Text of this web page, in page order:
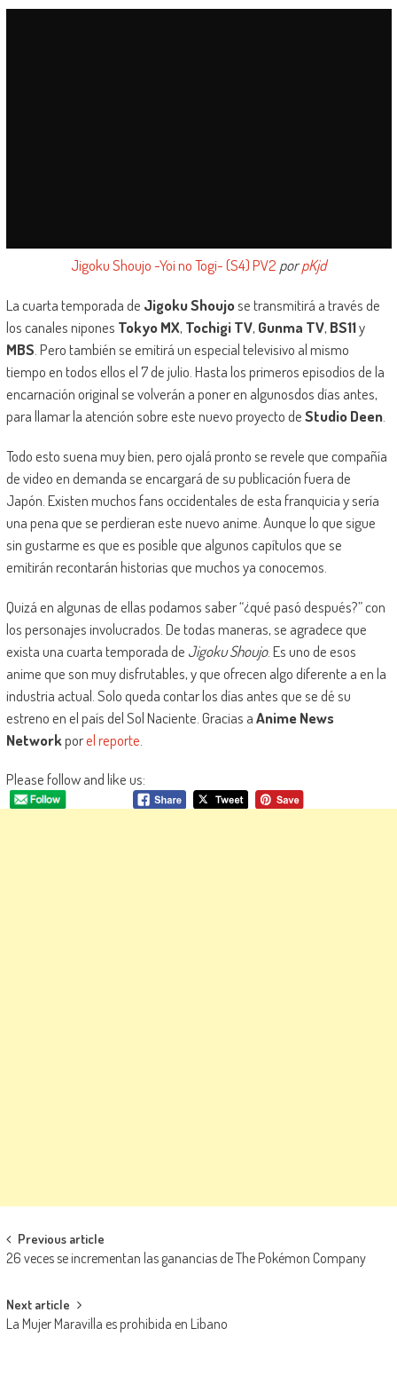
Jigoku Shoujo -Yoi no Togi- (S4) PV2 porpKjd
La cuarta temporada de Jigoku Shoujose transmitirá a través de
los canales nipones Tokyo MX, Tochigi TV, Gunma TV, BS11y
MBS . Pero también se emitirá un especial televisivo al mismo
tiempo en todos ellos el 7 de julio. Hasta los primeros episodios de la
encarnación original se volverán a poner en algunosdos días antes,
para llamar la atención sobre este nuevo proyecto deStudio Deen.
Todo esto suena muy bien, pero ojalá pronto se revele que compañía
de video en demanda se encargará de su publicación fuera de
Japón. Existen muchos fans occidentales de esta franquicia y sería
una pena que se perdieran este nuevo anime. Aunque lo que sigue
sin gustarme es que es posible que algunos capítulos que se
emitirán recontarán historias que muchos ya conocemos.
Quizá en algunas de ellas podamos saber “¿qué pasó después?” con
los personajes involucrados. De todas maneras, se agradece que
exista una cuarta temporada de Jigoku Shoujo. Es uno de esos
anime que son muy disfrutables, y que ofrecen algo diferente a en la
industria actual. Solo queda contar los días antes que se dé su
estreno en el país del Sol Naciente. Gracias aAnime News
Networkporel reporte
Please follow and like us:
Navegación de entradas
Previous article
26 veces se incrementan las ganancias de The Pokémon Company
Next article
La Mujer Maravilla es prohibida en Líbano